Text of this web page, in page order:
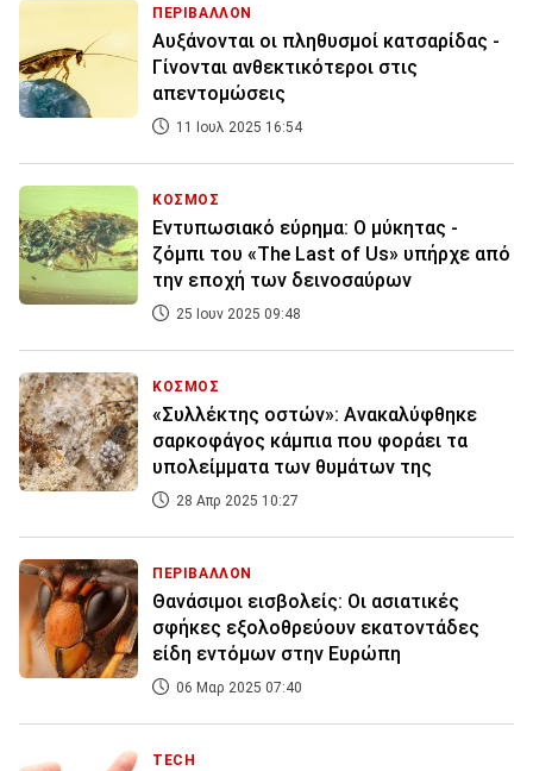
ΠΕΡΙΒΑΛΛΟΝ
Αυξάνονται οι πληθυσμοί κατσαρίδας -
Γίνονται ανθεκτικότεροι στις
απεντομώσεις
11 Ιουλ 2025 16:54
ΚΟΣΜΟΣ
Εντυπωσιακό εύρημα: Ο μύκητας -
ζόμπι του «The Last of Us» υπήρχε από
την εποχή των δεινοσαύρων
25 Ιουν 2025 09:48
ΚΟΣΜΟΣ
«Συλλέκτης οστών»: Ανακαλύφθηκε
σαρκοφάγος κάμπια που φοράει τα
υπολείμματα των θυμάτων της
28 Απρ 2025 10:27
ΠΕΡΙΒΑΛΛΟΝ
Θανάσιμοι εισβολείς: Οι ασιατικές
σφήκες εξολοθρεύουν εκατοντάδες
είδη εντόμων στην Ευρώπη
06 Μαρ 2025 07:40
TECH